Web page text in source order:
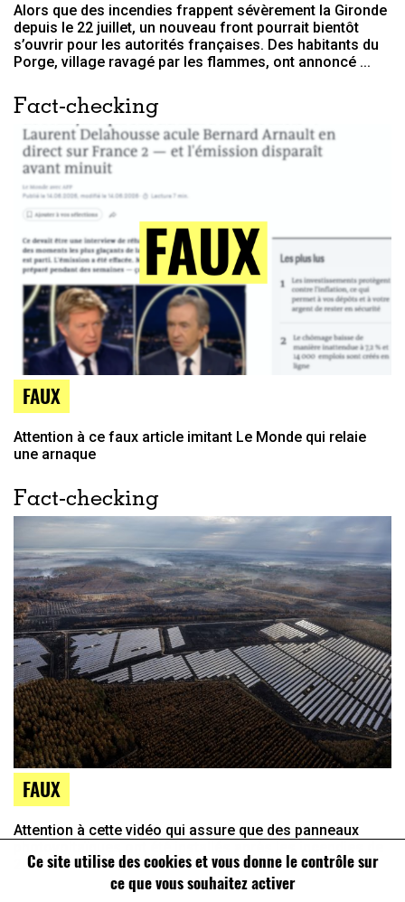
Ce site utilise des cookies et vous donne le contrôle sur
ce que vous souhaitez activer
Alors que des incendies frappent sévèrement la Gironde
depuis le 22 juillet, un nouveau front pourrait bientôt
s’ouvrir pour les autorités françaises. Des habitants du
Porge, village ravagé par les flammes, ont annoncé ...
Fact-checking
FAUX
Attention à ce faux article imitant Le Monde qui relaie
une arnaque
Fact-checking
FAUX
Attention à cette vidéo qui assure que des panneaux
2022 en Gironde